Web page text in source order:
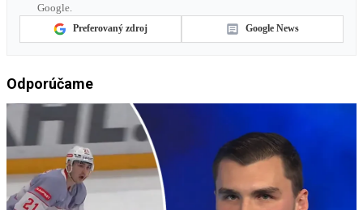
Google.
Preferovaný zdroj Google News
Odporúčame